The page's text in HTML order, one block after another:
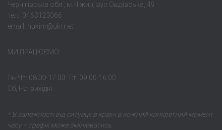
Чернігівська обл., м.Ніжин, вул.Овдіівська, 49
тел.: 0463123066
email: nukim@ukr.net
МИ ПРАЦЮЄМО:
Пн-Чт: 08.00-17.00; Пт: 09.00-16.00
Сб, Нд: вихідні.
* В залежності від ситуації в країні в кожний конкретний момент
часу – графік може змінюватись.